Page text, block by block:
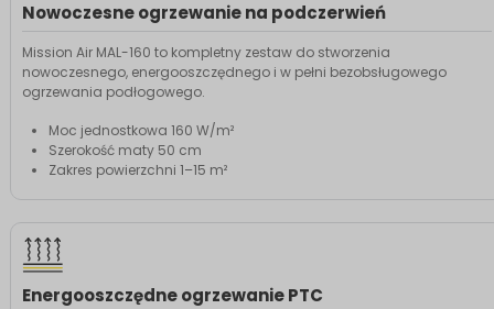
Nowoczesne ogrzewanie na podczerwień
Mission Air MAL-160 to kompletny zestaw do stworzenia
nowoczesnego, energooszczędnego i w pełni bezobsługowego
ogrzewania podłogowego.
Moc jednostkowa 160 W/m²
Szerokość maty 50 cm
Zakres powierzchni 1–15 m²
Energooszczędne ogrzewanie PTC